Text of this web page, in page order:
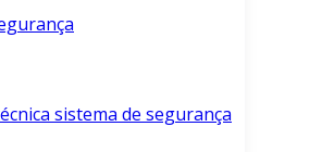
sistema de segurança